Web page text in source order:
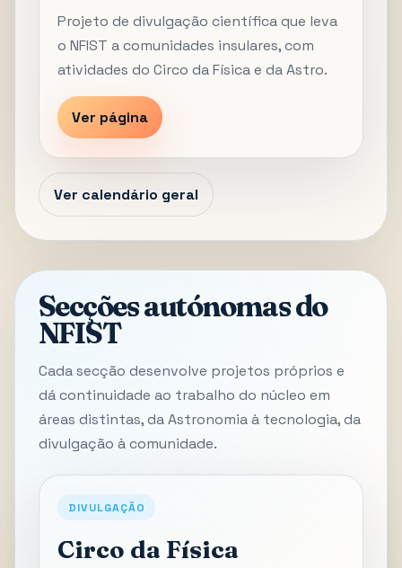
Projeto de divulgação científica que leva
o NFIST a comunidades insulares, com
atividades do Circo da Física e da Astro.
Ver página
Ver calendário geral
Secções autónomas do
NFIST
Cada secção desenvolve projetos próprios e
dá continuidade ao trabalho do núcleo em
áreas distintas, da Astronomia à tecnologia, da
divulgação à comunidade.
DIVULGAÇÃO
Circo da Física